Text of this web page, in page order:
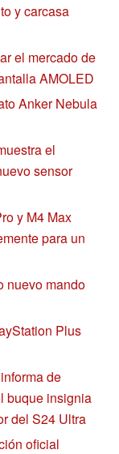
y carcasa
el mercado de
AMOLED
Anker Nebula
el
sensor
y M4 Max
para un
nuevo mando
Plus
de
buque insignia
del S24 Ultra
oficial